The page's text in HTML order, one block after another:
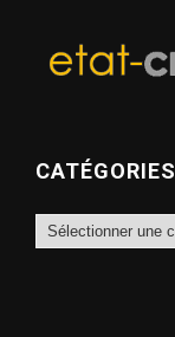
CATÉGORIES
Catégories